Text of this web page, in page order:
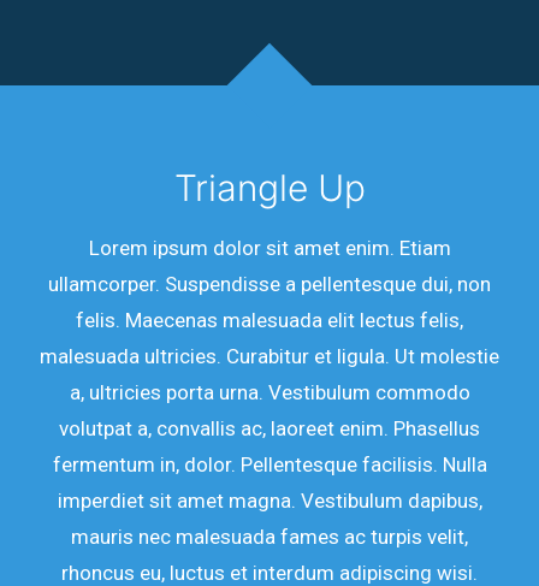
Triangle Up
Lorem ipsum dolor sit amet enim. Etiam
ullamcorper. Suspendisse a pellentesque dui, non
felis. Maecenas malesuada elit lectus felis,
malesuada ultricies. Curabitur et ligula. Ut molestie
a, ultricies porta urna. Vestibulum commodo
volutpat a, convallis ac, laoreet enim. Phasellus
fermentum in, dolor. Pellentesque facilisis. Nulla
imperdiet sit amet magna. Vestibulum dapibus,
mauris nec malesuada fames ac turpis velit,
rhoncus eu, luctus et interdum adipiscing wisi.